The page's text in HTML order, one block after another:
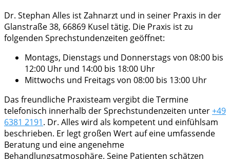
Dr. Stephan Alles ist Zahnarzt und in seiner Praxis in der
Glanstraße 38, 66869 Kusel tätig. Die Praxis ist zu
folgenden Sprechstundenzeiten geöffnet:
Montags, Dienstags und Donnerstags von 08:00 bis
12:00 Uhr und 14:00 bis 18:00 Uhr
Mittwochs und Freitags von 08:00 bis 13:00 Uhr
Das freundliche Praxisteam vergibt die Termine
telefonisch innerhalb der Sprechstundenzeiten unter+49
6381 2191. Dr. Alles wird als kompetent und einfühlsam
beschrieben. Er legt großen Wert auf eine umfassende
Beratung und eine angenehme
Behandlungsatmosphäre. Seine Patienten schätzen